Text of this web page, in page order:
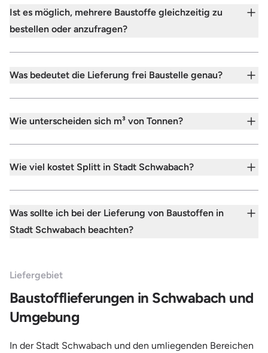
Ist es möglich, mehrere Baustoffe gleichzeitig zu
bestellen oder anzufragen?
Was bedeutet die Lieferung frei Baustelle genau?
Wie unterscheiden sich m³ von Tonnen?
Wie viel kostet Splitt in Stadt Schwabach?
Was sollte ich bei der Lieferung von Baustoffen in
Stadt Schwabach beachten?
Liefergebiet
Baustofflieferungen in Schwabach und
Umgebung
In der Stadt Schwabach und den umliegenden Bereichen